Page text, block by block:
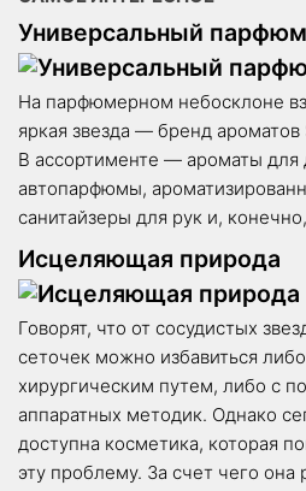
Универсальный парфюм
На парфюмерном небосклоне
яркая звезда — бренд ароматов
В ассортименте — ароматы для
автопарфюмы,
санитайзеры для рук и,
Исцеляющая природа
Говорят, что от сосудистых
сеточек можно избавиться либо
хирургическим путем, либо с
аппаратных методик. Однако
доступна косметика, которая
эту проблему. За счет чего она